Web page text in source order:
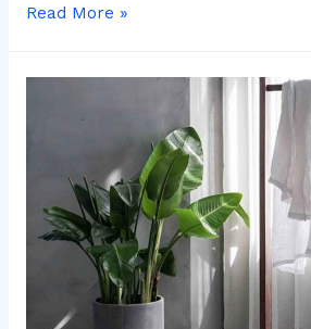
Dui
elementum
Read More »